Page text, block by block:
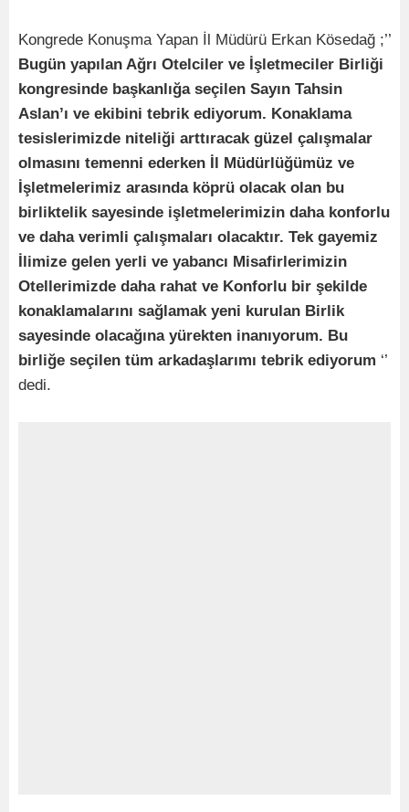
Kongrede Konuşma Yapan İl Müdürü Erkan Kösedağ ;’’
Bugün yapılan Ağrı Otelciler ve İşletmeciler Birliği
kongresinde başkanlığa seçilen Sayın Tahsin
Aslan’ı ve ekibini tebrik ediyorum. Konaklama
tesislerimizde niteliği arttıracak güzel çalışmalar
olmasını temenni ederken İl Müdürlüğümüz ve
İşletmelerimiz arasında köprü olacak olan bu
birliktelik sayesinde işletmelerimizin daha konforlu
ve daha verimli çalışmaları olacaktır. Tek gayemiz
İlimize gelen yerli ve yabancı Misafirlerimizin
Otellerimizde daha rahat ve Konforlu bir şekilde
konaklamalarını sağlamak yeni kurulan Birlik
sayesinde olacağına yürekten inanıyorum. Bu
birliğe seçilen tüm arkadaşlarımı tebrik ediyorum ‘’
dedi.